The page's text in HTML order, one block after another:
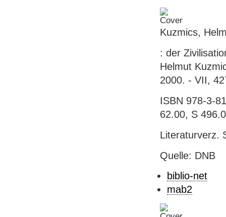
Kuzmics,
: der
Helmut
2000. - VII,
ISBN 978-3-
62.00, S
Literaturverz.
Quelle: DNB
biblio-net
mab2